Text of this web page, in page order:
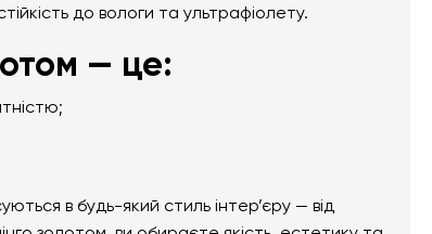
до вологи та ультрафіолету.
— це:
в будь-який стиль інтер’єру — від